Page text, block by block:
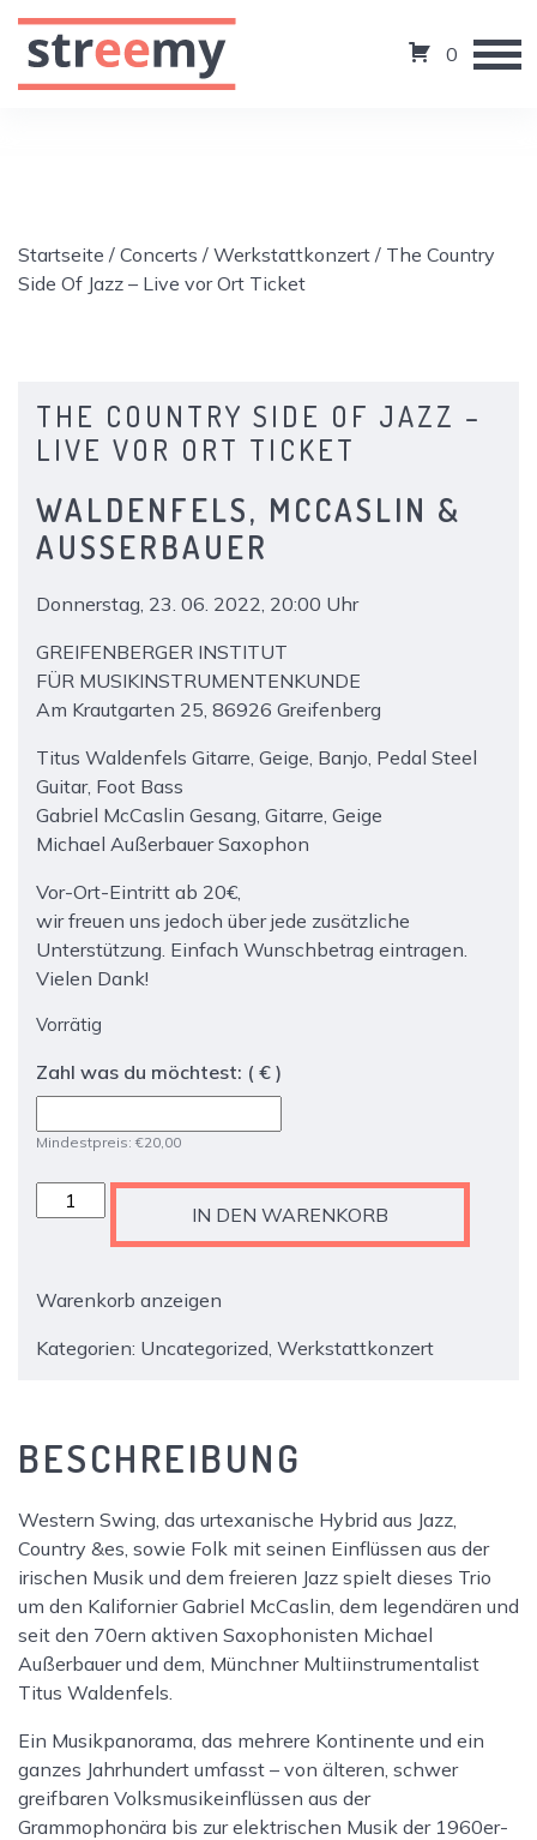
0
Startseite / Concerts / Werkstattkonzert / The Country
Side Of Jazz – Live vor Ort Ticket
THE COUNTRY SIDE OF JAZZ –
LIVE VOR ORT TICKET
WALDENFELS, MCCASLIN &
AUSSERBAUER
Donnerstag, 23. 06. 2022, 20:00 Uhr
GREIFENBERGER INSTITUT
FÜR MUSIKINSTRUMENTENKUNDE
Am Krautgarten 25, 86926 Greifenberg
Titus Waldenfels Gitarre, Geige, Banjo, Pedal Steel
Guitar, Foot Bass
Gabriel McCaslin Gesang, Gitarre, Geige
Michael Außerbauer Saxophon
Vor-Ort-Eintritt ab 20€,
wir freuen uns jedoch über jede zusätzliche
Unterstützung. Einfach Wunschbetrag eintragen.
Vielen Dank!
Vorrätig
Zahl was du möchtest: ( € )
Mindestpreis: €20,00
The
Country
Jazz
-
Ticket
IN DEN WARENKORB
Warenkorb anzeigen
Kategorien: Uncategorized, Werkstattkonzert
BESCHREIBUNG
Western Swing, das urtexanische Hybrid aus Jazz,
Country &es, sowie Folk mit seinen Einflüssen aus der
irischen Musik und dem freieren Jazz spielt dieses Trio
um den Kalifornier Gabriel McCaslin, dem legendären und
seit den 70ern aktiven Saxophonisten Michael
Außerbauer und dem, Münchner Multiinstrumentalist
Titus Waldenfels.
Ein Musikpanorama, das mehrere Kontinente und ein
ganzes Jahrhundert umfasst – von älteren, schwer
greifbaren Volksmusikeinflüssen aus der
Grammophonära bis zur elektrischen Musik der 1960er-